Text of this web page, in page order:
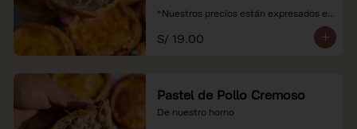
*Nuestros precios están expresados en
recargo al consumo.
S/ 19.00
Pastel de Pollo Cremoso
De nuestro horno